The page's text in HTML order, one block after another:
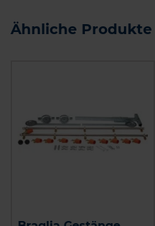
Ähnliche Produkte